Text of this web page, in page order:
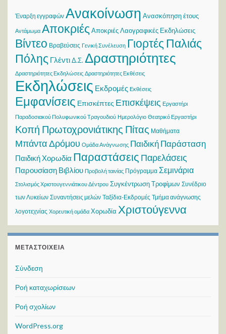
Έναρξη εγγραφών Ανακοίνωση Ανασκόπηση έτους
Αντάμωμα Αποκριές Αποκριές Λαογραφικές Εκδηλώσεις
Βίντεο Βραβεύσεις Γενική Συνέλευση Γιορτές Παλιάς
Πόλης ΓλέντιΔ.Σ. Δραστηριότητες
Δραστηριότητες Εκδηλώσεις Δραστηριότητες Εκθέσεις
Εκδηλώσεις Εκδρομές Εκθέσεις
Εμφανίσεις Επισκέπτες Επισκέψεις Εργαστήρι
Παραδοσιακού Πολυφωνικού Τραγουδιού Ημερολόγιο Θεατρικό Εργαστήρι
Κοπή Πρωτοχρονιάτικης Πίτας Μαθήματα
Μπάντα Δρόμου Ομάδα Ανάγνωσης Παιδική Παράσταση
Παιδική Χορωδία Παραστάσεις Παρελάσεις
Παρουσίαση Βιβλίου Προβολή ταινίας Πρόγραμμα Σεμινάρια
Στολισμός Χριστουγεννιάτικου Δέντρου Συγκέντρωση Τροφίμων Συνέδριο
των Λυκείων Συναντήσεις μελών Ταξίδια-Εκδρομές Τμήμα ανάγνωσης
λογοτεχνίας Χορευτική ομάδα Χορωδία Χριστούγεννα
ΜΕΤΑΣΤΟΙΧΕΊΑ
Σύνδεση
Ροή καταχωρίσεων
Ροή σχολίων
WordPress.org